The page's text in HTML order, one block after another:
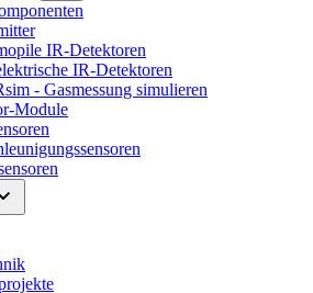
IR-Detektoren
IR-Detektoren
- Gasmessung simulieren
Module